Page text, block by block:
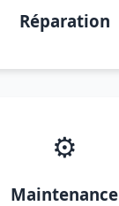
Réparation
⚙️
Maintenance